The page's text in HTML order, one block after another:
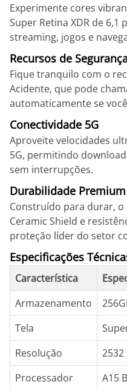
Experimente cores
Super Retina XDR de 6,1
streaming, jogos e
Recursos de
Fique tranquilo com o
Acidente, que pode
automaticamente se
Conectividade 5G
Aproveite velocidades
5G, permitindo
sem interrupções.
Durabilidade Premium
Construído para durar, o
Ceramic Shield e
proteção líder do setor
Especificações
Característica
Armazenamento
Tela
Resolução
2532
Processador
A15